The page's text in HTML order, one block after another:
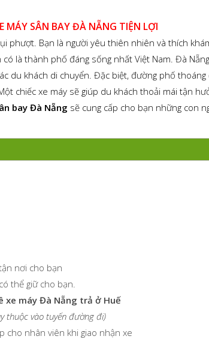
MÁY SÂN BAY ĐÀ NẴNG TIỆN LỢI
phượt. Bạn là người yêu thiên nhiên và thích
là thành phố đáng sống nhất Việt Nam. Đà
du khách di chuyển. Đặc biệt, đường phố thoáng
chiếc xe máy sẽ giúp du khách thoải mái tận
bay Đà Nẵng sẽ cung cấp cho bạn những con
nơi cho bạn
thể giữ cho bạn.
xe máy Đà Nẵng trả ở Huế
thuộc vào tuyến đường đi)
cho nhân viên khi giao nhận xe